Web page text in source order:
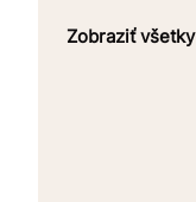
Zobraziť všetky